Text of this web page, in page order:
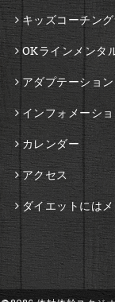
キッズコーチン
OKラインメンタ
アダプテーショ
インフォメーシ
カレンダー
アクセス
ダイエットには